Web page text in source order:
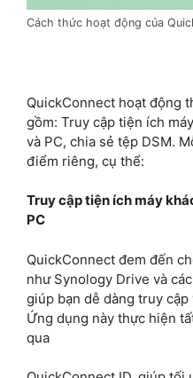
Cách thức hoạt động của
QuickConnect hoạt động
gồm: Truy cập tiện ích
và PC, chia sẻ tệp DSM.
điểm riêng, cụ thể:
Truy cập tiện ích máy
PC
QuickConnect đem đến
như Synology Drive và
giúp bạn dễ dàng truy
Ứng dụng này thực hiện
qua